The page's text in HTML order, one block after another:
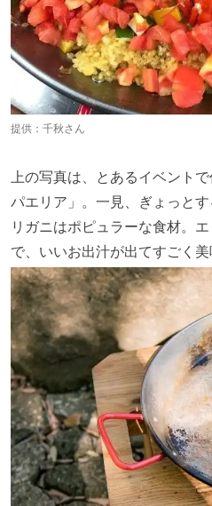
提供：千秋さん
上の写真は、とあるイベント
パエリア」。一見、ぎょっと
リガニはポピュラーな食材。
で、いいお出汁が出てすごく美